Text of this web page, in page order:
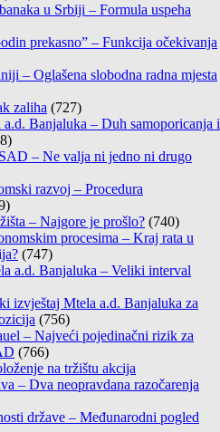
u Srbiji – Formula uspeha
prekasno” – Funkcija očekivanja
– Oglašena slobodna radna mjesta
zaliha (727)
Banjaluka – Duh samoporicanja i
– Ne valja ni jedno ni drugo
razvoj – Procedura
– Najgore je prošlo? (740)
procesima – Kraj rata u
(747)
a.d. Banjaluka – Veliki interval
izvještaj Mtela a.d. Banjaluka za
(756)
– Najveći pojedinačni rizik za
(766)
na tržištu akcija
– Dva neopravdana razočarenja
države – Međunarodni pogled